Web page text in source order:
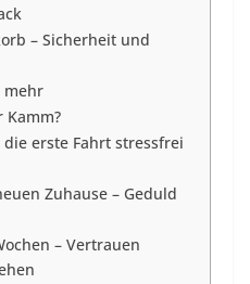
– Sicherheit und
mehr
Kamm?
erste Fahrt stressfrei
Zuhause – Geduld
– Vertrauen